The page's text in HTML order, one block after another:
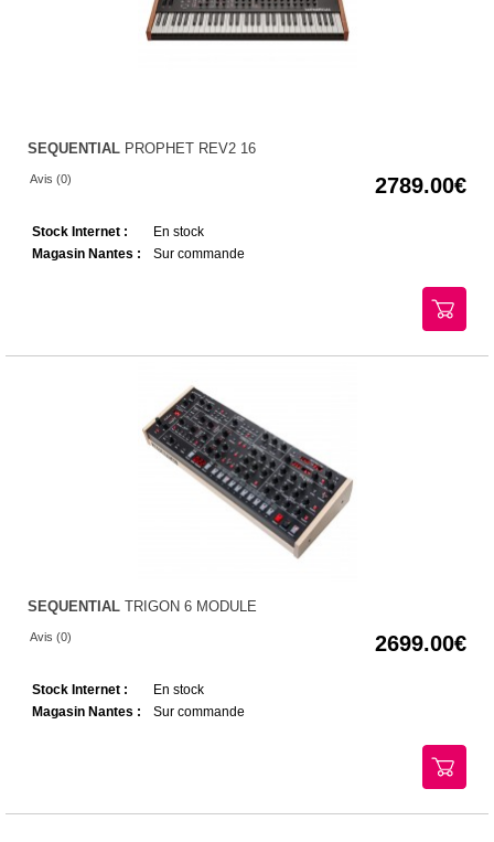
SEQUENTIAL PROPHET REV2 16
Avis (0) 2789.00
Stock Internet :
En stock
Magasin Nantes :
Sur commande
SEQUENTIAL TRIGON 6 MODULE
Avis (0) 2699.00
Stock Internet :
En stock
Magasin Nantes :
Sur commande